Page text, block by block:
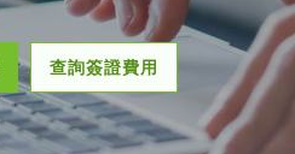
查詢簽證費用